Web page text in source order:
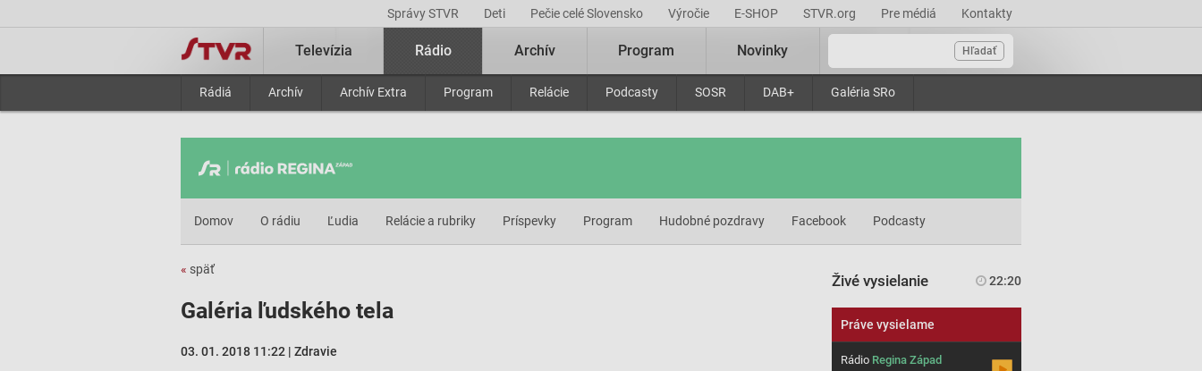
Správy STVR Deti Pečie celé Slovensko Výročie E-SHOP STVR.org Pre médiá Kontakty
Hľadať
Televízia Rádio
Rádiá Archív Archív Extra Program Relácie Podcasty SOSR DAB+ Galéria SRo
Archív Program Novinky
Domov O rádiu Ľudia Relácie a rubriky Príspevky Program Hudobné pozdravy Facebook Podcasty
« späť
Galéria ľudského tela
03. 01. 2018 11:22 | Zdravie
Živé vysielanie 22:20
Práve vysielame
RádioRegina Západ